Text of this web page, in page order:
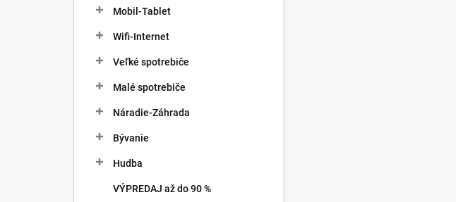
Mobil-Tablet
Wifi-Internet
Veľké spotrebiče
Malé spotrebiče
Náradie-Záhrada
Bývanie
Hudba
VÝPREDAJ až do 90 %